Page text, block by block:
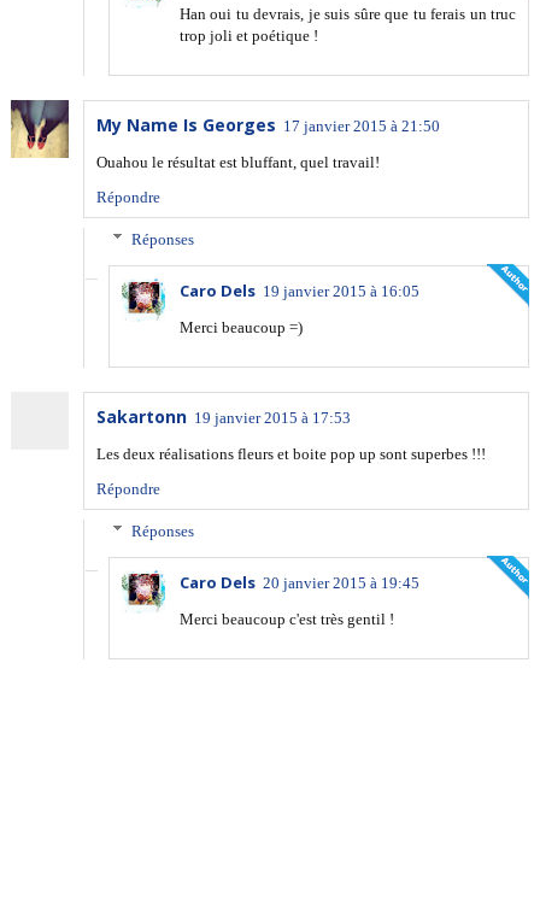
Han oui tu devrais, je suis sûre que tu ferais un truc
trop joli et poétique !
My Name Is Georges 17 janvier 2015 à 21:50
Ouahou le résultat est bluffant, quel travail!
Répondre
Réponses
Caro Dels 19 janvier 2015 à 16:05
Merci beaucoup =)
Sakartonn 19 janvier 2015 à 17:53
Les deux réalisations fleurs et boite pop up sont superbes !!!
Répondre
Réponses
Caro Dels 20 janvier 2015 à 19:45
Merci beaucoup c'est très gentil !